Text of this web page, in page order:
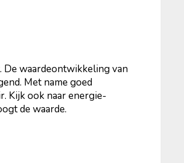
De waardeontwikkeling van
Met name goed
Kijk ook naar energie-
de waarde.